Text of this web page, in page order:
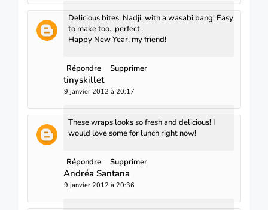
Delicious bites, Nadji, with a wasabi bang! Easy
to make too...perfect.
Happy New Year, my friend!
Répondre Supprimer
tinyskillet
9 janvier 2012 à 20:17
These wraps looks so fresh and delicious! I
would love some for lunch right now!
Répondre Supprimer
Andréa Santana
9 janvier 2012 à 20:36